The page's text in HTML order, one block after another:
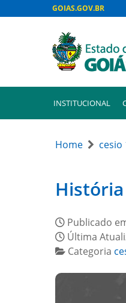
GOIAS.GOV.BR
INSTITUCIONAL
Home cesio
Publicado
Última
Categoria